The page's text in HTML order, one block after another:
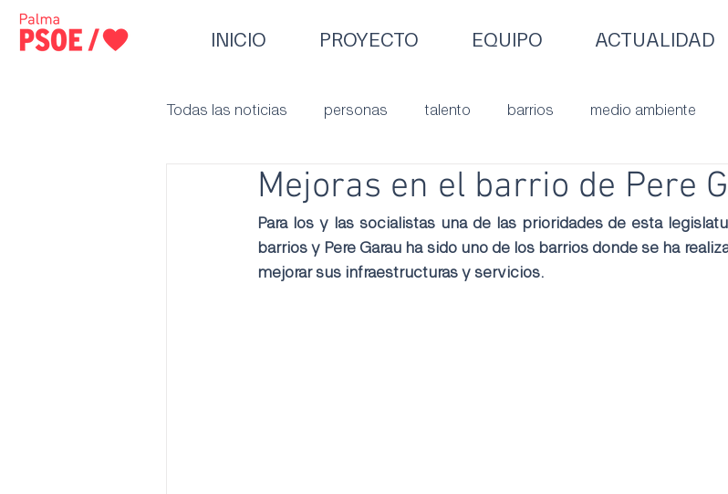
INICIO PROYECTO EQUIPO ACTUALIDAD
Todas las noticias personas talento barrios medio ambiente
Mejoras en el barrio de Pere
Para los y las socialistas una de las prioridades de esta
barrios y Pere Garau ha sido uno de los barrios donde se ha
mejorar sus infraestructuras y servicios.